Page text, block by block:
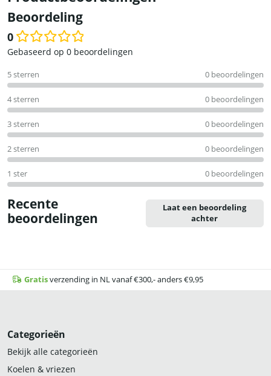
Beoordeling
0
Waardering
uit
5
Gebaseerd op 0 beoordelingen
5 sterren 0 beoordelingen
4 sterren 0 beoordelingen
3 sterren 0 beoordelingen
2 sterren 0 beoordelingen
1 ster 0 beoordelingen
Recente
beoordelingen
Laat een beoordeling
achter
Gratisverzending in NL vanaf €300,- anders €9,95
Categorieën
Bekijk alle categorieën
Koelen & vriezen